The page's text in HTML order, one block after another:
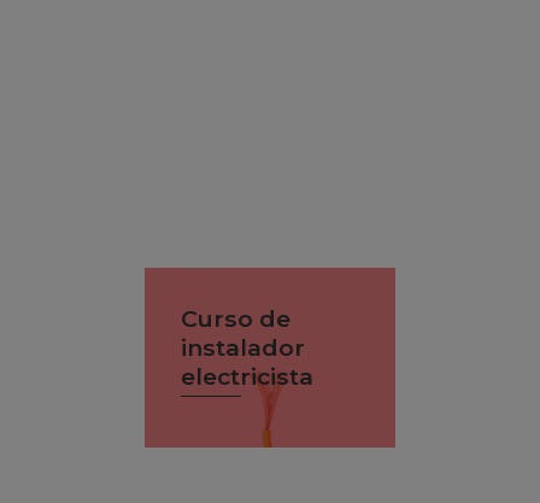
Curso de
instalador
electricista